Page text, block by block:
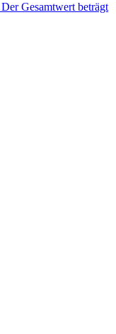
Gesamtwert beträgt